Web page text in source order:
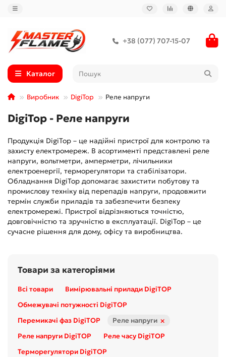
+38 (077) 707-15-07
Каталог
Виробник DigiTop Реле напруги
DigiTop - Реле напруги
Продукція DigiTop – це надійні пристрої для контролю та
захисту електромереж. В асортименті представлені реле
напруги, вольтметри, амперметри, лічильники
електроенергії, терморегулятори та стабілізатори.
Обладнання DigiTop допомагає захистити побутову та
промислову техніку від перепадів напруги, продовжити
термін служби приладів та забезпечити безпеку
електромережі. Пристрої відрізняються точністю,
довговічністю та зручністю в експлуатації. DigiTop – це
сучасне рішення для дому, офісу та виробництва.
Товари за категоріями
Всі товари
Вимірювальні прилади DigiTOP
Обмежувачі потужності DigiTOP
Перемикачі фаз DigiTOP
Реле напруги ×
Реле напруги DigiTOP
Реле часу DigiTOP
Терморегулятори DigiTOP